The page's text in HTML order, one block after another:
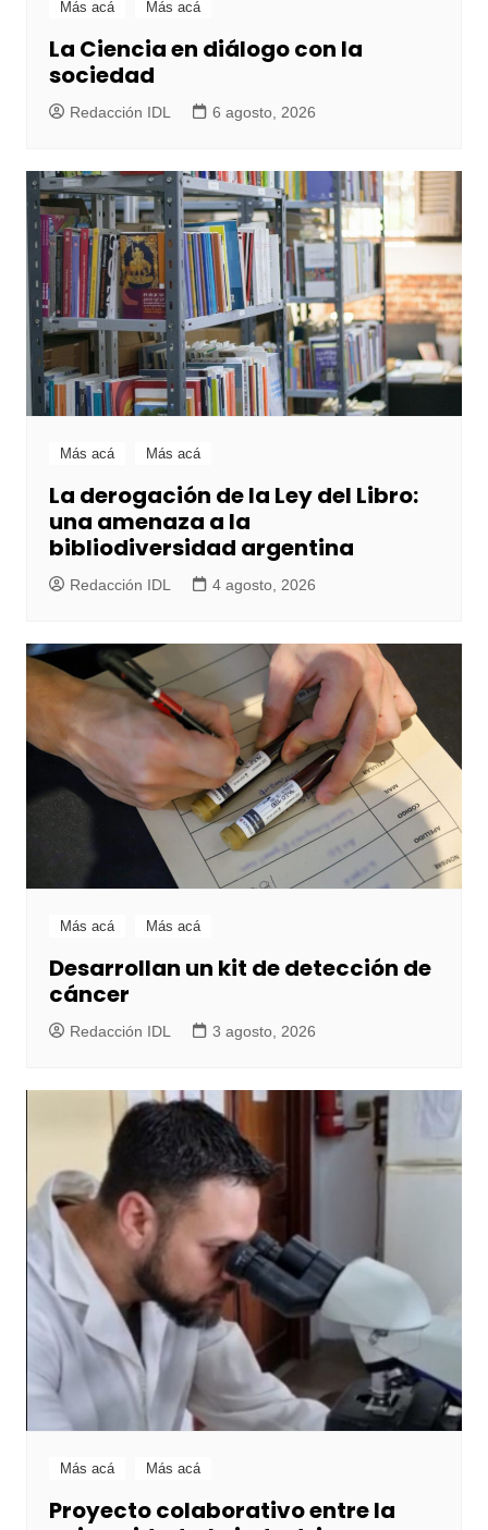
Más acá Más acá
La Ciencia en diálogo con la
sociedad
Redacción IDL 6 agosto, 2026
Más acá Más acá
La derogación de la Ley del Libro:
una amenaza a la
bibliodiversidad argentina
Redacción IDL 4 agosto, 2026
Más acá Más acá
Desarrollan un kit de detección de
cáncer
Redacción IDL 3 agosto, 2026
Más acá Más acá
Proyecto colaborativo entre la